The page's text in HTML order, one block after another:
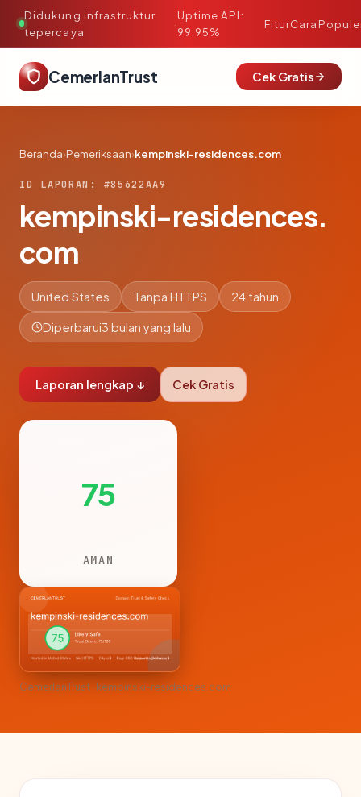
Didukung infrastruktur
tepercaya
·
Uptime API:
99.95%
FiturCara
CemerlanTrust Cek Gratis
Beranda›Pemeriksaan›kempinski-residences.com
ID LAPORAN: #85622AA9
kempinski-residences.
com
United States Tanpa HTTPS 24 tahun
Diperbarui3 bulan yang lalu
Laporan lengkap ↓ Cek Gratis
75
AMAN
CemerlanTrust · kempinski-residences.com